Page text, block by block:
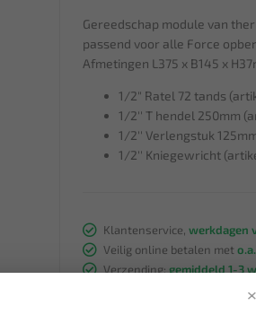
×
Gereedschap module van
passend voor alle Force
Afmetingen L375 x B145 x
1/2" Ratel 72 tands
1/2'' T hendel 250mm
1/2'' Verlengstuk
1/2'' Kniegewricht
Klantenservice, werkdagen
Veilig online betalen met
Verzending: gemiddeld 1-3